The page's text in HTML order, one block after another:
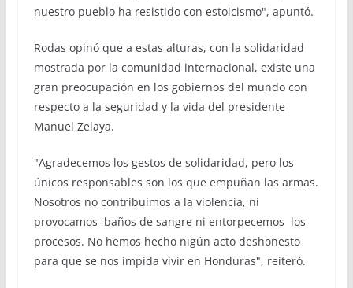
nuestro pueblo ha resistido con estoicismo", apuntó.
Rodas opinó que a estas alturas, con la solidaridad
mostrada por la comunidad internacional, existe una
gran preocupación en los gobiernos del mundo con
respecto a la seguridad y la vida del presidente
Manuel Zelaya.
"Agradecemos los gestos de solidaridad, pero los
únicos responsables son los que empuñan las armas.
Nosotros no contribuimos a la violencia, ni
provocamos baños de sangre ni entorpecemos los
procesos. No hemos hecho nigún acto deshonesto
para que se nos impida vivir en Honduras", reiteró.